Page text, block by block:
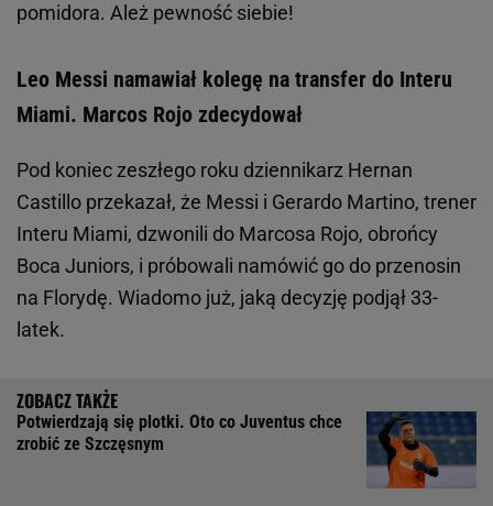
pomidora. Ależ pewność siebie!
Leo Messi namawiał kolegę na transfer do Interu
Miami. Marcos Rojo zdecydował
Pod koniec zeszłego roku dziennikarz Hernan
Castillo przekazał, że Messi i Gerardo Martino, trener
Interu Miami, dzwonili do Marcosa Rojo, obrońcy
Boca Juniors, i próbowali namówić go do przenosin
na Florydę. Wiadomo już, jaką decyzję podjął 33-
latek.
Potwierdzają się plotki. Oto co Juventus chce
zrobić ze Szczęsnym